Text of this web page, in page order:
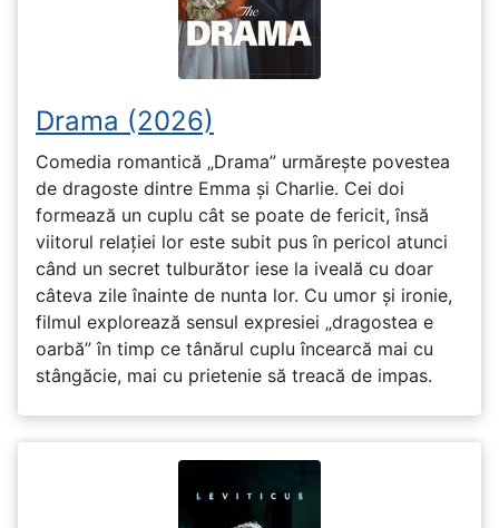
Drama (2026)
Comedia romantică „Drama” urmărește povestea
de dragoste dintre Emma și Charlie. Cei doi
formează un cuplu cât se poate de fericit, însă
viitorul relației lor este subit pus în pericol atunci
când un secret tulburător iese la iveală cu doar
câteva zile înainte de nunta lor. Cu umor și ironie,
filmul explorează sensul expresiei „dragostea e
oarbă” în timp ce tânărul cuplu încearcă mai cu
stângăcie, mai cu prietenie să treacă de impas.